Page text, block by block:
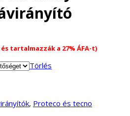
tartalmazzák a 27% ÁFA-t)
Törlés
, Proteco és tecno